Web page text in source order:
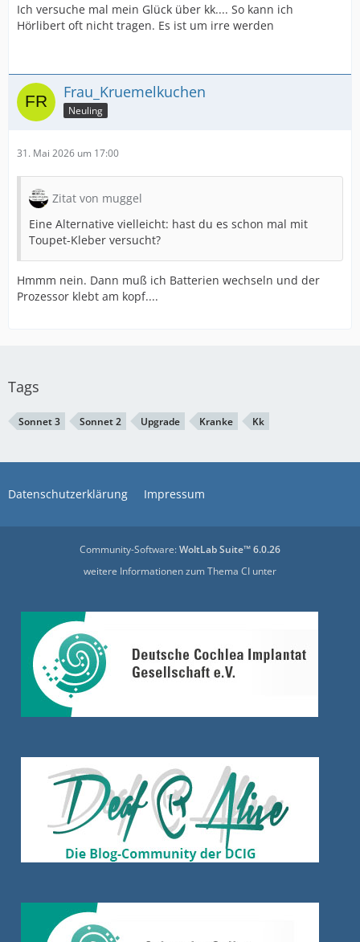
Ich versuche mal mein Glück über kk.... So kann ich
Hörlibert oft nicht tragen. Es ist um irre werden
Frau_Kruemelkuchen
Neuling
31. Mai 2026 um 17:00
Zitat von muggel
Eine Alternative vielleicht: hast du es schon mal mit
Toupet-Kleber versucht?
Hmmm nein. Dann muß ich Batterien wechseln und der
Prozessor klebt am kopf....
Tags
Sonnet 3 Sonnet 2 Upgrade Kranke Kk
Datenschutzerklärung Impressum
Community-Software:WoltLab Suite™ 6.0.26
weitere Informationen zum Thema CI unter